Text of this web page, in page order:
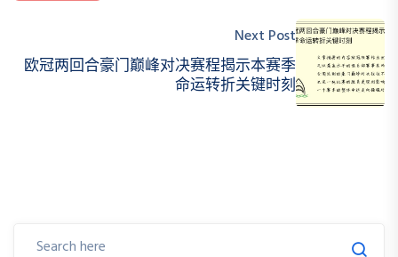
Next Post
欧冠两回合豪门巅峰对决赛程揭示本赛季
命运转折关键时刻